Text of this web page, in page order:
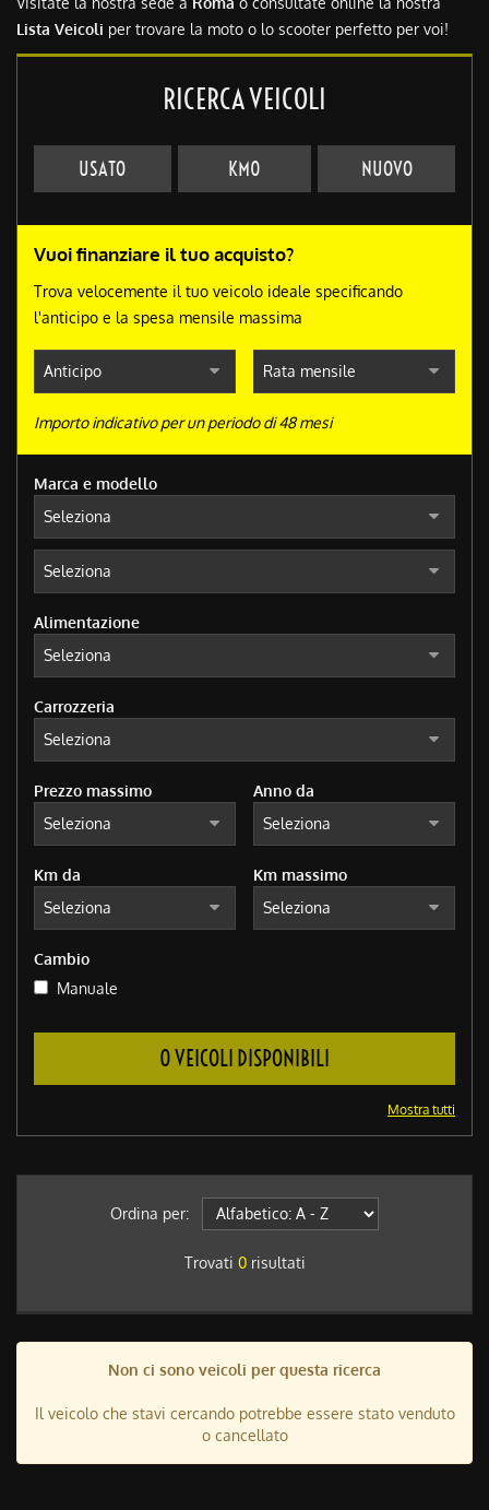
Lista Veicoli per trovare la moto o lo scooter perfetto per voi!
RICERCA VEICOLI
USATO KM0 NUOVO
Vuoi finanziare il tuo acquisto?
Trova velocemente il tuo veicolo ideale specificando
l'anticipo e la spesa mensile massima
Importo indicativo per un periodo di 48 mesi
Marca e modello
Alimentazione
Carrozzeria
Prezzo massimo Anno da
Km da Km massimo
Cambio
Manuale
0 VEICOLI DISPONIBILI
Mostra tutti
Ordina per:
Trovati 0risultati
Non ci sono veicoli per questa ricerca
Il veicolo che stavi cercando potrebbe essere stato venduto
o cancellato